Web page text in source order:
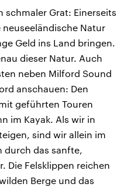
schmaler Grat: Einerseits
neuseeländische Natur
Geld ins Land bringen.
dieser Natur. Auch
neben Milford Sound
anschauen: Den
geführten Touren
im Kayak. Als wir in
sind wir allein im
durch das sanfte,
Die Felsklippen reichen
Berge und das